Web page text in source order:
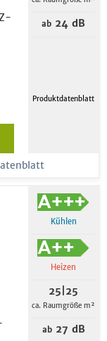
ab 24 dB
Produktdatenblatt
Kühlen
Heizen
25|25
ca. Raumgröße m²
ab27 dB